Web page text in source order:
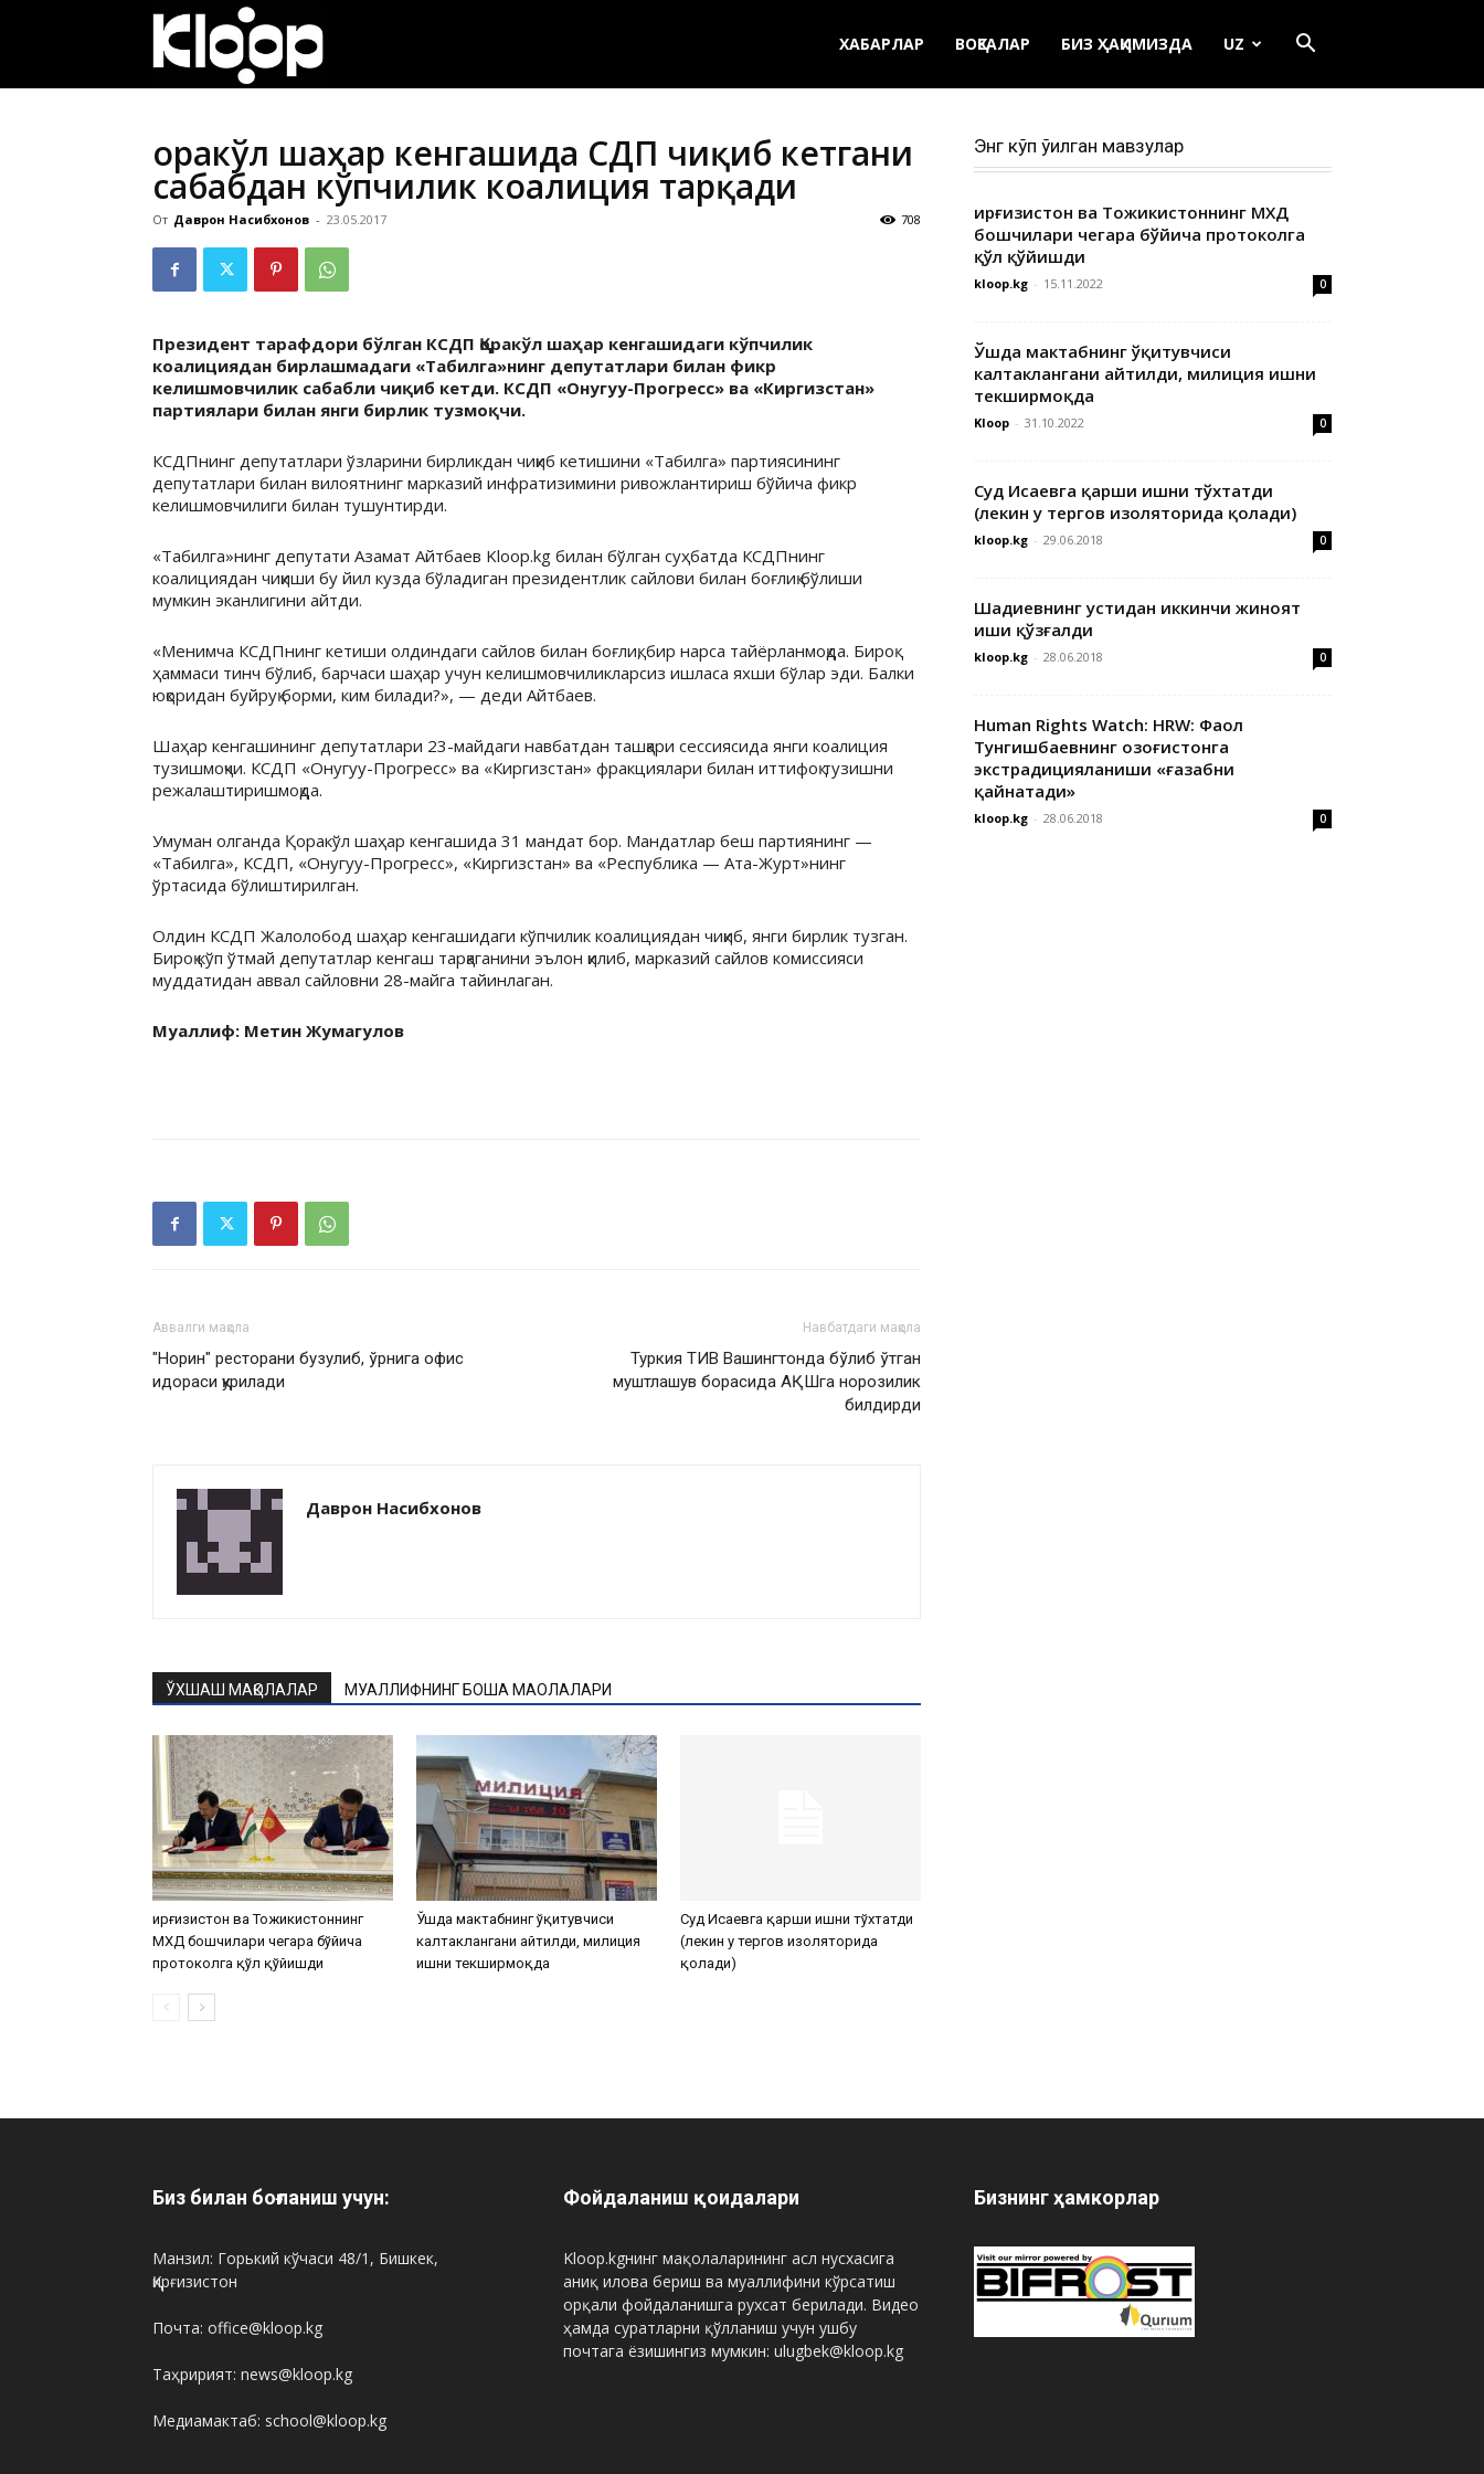
ХАБАРЛАР ВОҚЕАЛАР БИЗ ҲАҚИМИЗДА UZ
Қоракўл шаҳар кенгашида ҚСДП чиқиб кетгани
сабабдан кўпчилик коалиция тарқади
От Даврон Насибхонов - 23.05.2017 708
Президент тарафдори бўлган КСДП Қоракўл шаҳар кенгашидаги кўпчилик
коалициядан бирлашмадаги «Табилга»нинг депутатлари билан фикр
келишмовчилик сабабли чиқиб кетди. КСДП «Онугуу-Прогресс» ва «Киргизстан»
партиялари билан янги бирлик тузмоқчи.
КСДПнинг депутатлари ўзларини бирликдан чиқиб кетишини «Табилга» партиясининг
депутатлари билан вилоятнинг марказий инфратизимини ривожлантириш бўйича фикр
келишмовчилиги билан тушунтирди.
«Табилга»нинг депутати Азамат Айтбаев Kloop.kg билан бўлган суҳбатда КСДПнинг
коалициядан чиқиши бу йил кузда бўладиган президентлик сайлови билан боғлиқ бўлиши
мумкин эканлигини айтди.
«Менимча КСДПнинг кетиши олдиндаги сайлов билан боғлиқ, бир нарса тайёрланмоқда. Бироқ
ҳаммаси тинч бўлиб, барчаси шаҳар учун келишмовчиликларсиз ишласа яхши бўлар эди. Балки
юқоридан буйруқ борми, ким билади?», — деди Айтбаев.
Шаҳар кенгашининг депутатлари 23-майдаги навбатдан ташқари сессиясида янги коалиция
тузишмоқчи. КСДП «Онугуу-Прогресс» ва «Киргизстан» фракциялари билан иттифоқ тузишни
режалаштиришмоқда.
Умуман олганда Қоракўл шаҳар кенгашида 31 мандат бор. Мандатлар беш партиянинг —
«Табилга», КСДП, «Онугуу-Прогресс», «Киргизстан» ва «Республика — Ата-Журт»нинг
ўртасида бўлиштирилган.
Олдин КСДП Жалолобод шаҳар кенгашидаги кўпчилик коалициядан чиқиб, янги бирлик тузган.
Бироқ кўп ўтмай депутатлар кенгаш тарқаганини эълон қилиб, марказий сайлов комиссияси
муддатидан аввал сайловни 28-майга тайинлаган.
Муаллиф: Метин Жумагулов
Аввалги мақола
"Норин" ресторани бузулиб, ўрнига офис
идораси қурилади
Навбатдаги мақола
Туркия ТИВ Вашингтонда бўлиб ўтган
муштлашув борасида АҚШга норозилик
билдирди
Даврон Насибхонов
ЎХШАШ МАҚОЛАЛАР МУАЛЛИФНИНГ БОШҚА МАҚОЛАЛАРИ
Қирғизистон ва Тожикистоннинг
МХДҚ бошчилари чегара бўйича
протоколга қўл қўйишди
Ўшда мактабнинг ўқитувчиси
калтаклангани айтилди, милиция
ишни текширмоқда
Суд Исаевга қарши ишни тўхтатди
(лекин у тергов изоляторида
қолади)
Энг кўп ўқилган мавзулар
Қирғизистон ва Тожикистоннинг МХДҚ
бошчилари чегара бўйича протоколга
қўл қўйишди
kloop.kg - 15.11.2022 0
Ўшда мактабнинг ўқитувчиси
калтаклангани айтилди, милиция ишни
текширмоқда
Kloop - 31.10.2022 0
Суд Исаевга қарши ишни тўхтатди
(лекин у тергов изоляторида қолади)
kloop.kg - 29.06.2018 0
Шадиевнинг устидан иккинчи жиноят
иши қўзғалди
kloop.kg - 28.06.2018 0
Human Rights Watch: HRW: Фаол
Тунгишбаевнинг Қозоғистонга
экстрадицияланиши «ғазабни
қайнатади»
kloop.kg - 28.06.2018 0
Биз билан боғланиш учун:
Манзил: Горький кўчаси 48/1, Бишкек,
Қирғизистон
Почта: office@kloop.kg
Таҳририят: news@kloop.kg
Медиамактаб: school@kloop.kg
Фойдаланиш қоидалари
Kloop.kgнинг мақолаларининг асл нусхасига
аниқ илова бериш ва муаллифини кўрсатиш
орқали фойдаланишга рухсат берилади. Видео
ҳамда суратларни қўлланиш учун ушбу
почтага ёзишингиз мумкин: ulugbek@kloop.kg
Бизнинг ҳамкорлар